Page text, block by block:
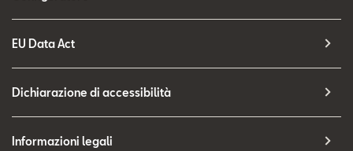
EU Data Act
Dichiarazione di accessibilità
Informazioni legali